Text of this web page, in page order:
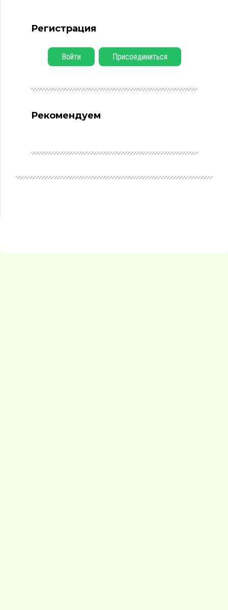
Регистрация
Войти Присоединиться
Рекомендуем